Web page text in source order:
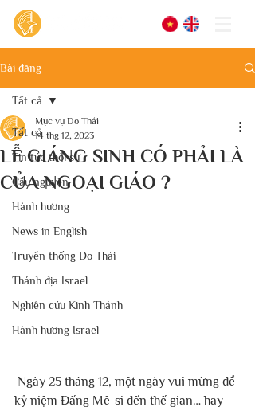
Bài đăng
Tất cả
Tin tức thời sự
Cầu nguyện
Hành hương
News in English
Truyền thống Do Thái
Thánh địa Israel
Nghiên cứu Kinh Thánh
Hành hương Israel
Tất cả
LỄ GIÁNG SINH CÓ PHẢI LÀ
CỦA NGOẠI GIÁO ?
Mục vụ Do Thái
14 thg 12, 2023
Ngày 25 tháng 12, một ngày vui mừng để
kỷ niệm Đấng Mê-si đến thế gian… hay